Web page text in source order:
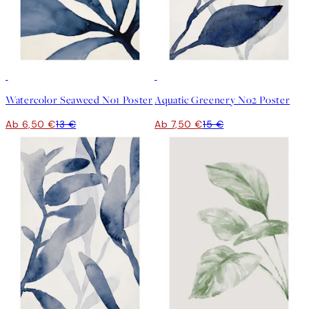
Watercolor Seaweed No1 Poster
Ab 6,50 €13 €
Aquatic Greenery No2 Poster
Ab 7,50 €15 €